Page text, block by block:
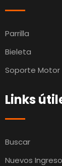
Parrilla
Bieleta
Soporte Motor
Links
Buscar
Nuevos